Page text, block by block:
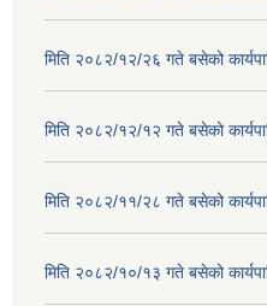
मिति २०८२/१२/२६ गते बसेको
मिति २०८२/१२/१२ गते बसेको
मिति २०८२/११/२८ गते बसेको
मिति २०८२/१०/१३ गते बसेको